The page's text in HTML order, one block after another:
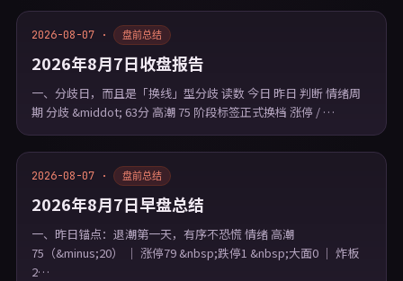
2026-08-07 · 盘前总结
2026年8月7日收盘报告
一、分歧日，而且是「换线」型分歧 读数 今日 昨日 判断 情绪周
期 分歧 &middot; 63分 高潮 75 阶段标签正式换档 涨停 / …
2026-08-07 · 盘前总结
2026年8月7日早盘总结
一、昨日锚点：退潮第一天，有序不恐慌 情绪 高潮
75（&minus;20） ｜ 涨停79 &nbsp;跌停1 &nbsp;大面0 ｜ 炸板
2…